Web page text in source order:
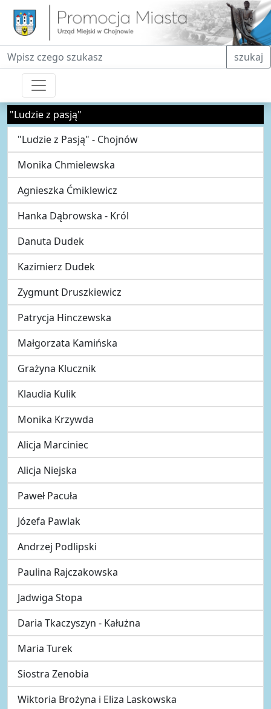
Fraza do wyszukiwania szukaj
"Ludzie z pasją"
"Ludzie z Pasją" - Chojnów
Monika Chmielewska
Agnieszka Ćmiklewicz
Hanka Dąbrowska - Król
Danuta Dudek
Kazimierz Dudek
Zygmunt Druszkiewicz
Patrycja Hinczewska
Małgorzata Kamińska
Grażyna Klucznik
Klaudia Kulik
Monika Krzywda
Alicja Marciniec
Alicja Niejska
Paweł Pacuła
Józefa Pawlak
Andrzej Podlipski
Paulina Rajczakowska
Jadwiga Stopa
Daria Tkaczyszyn - Kałużna
Maria Turek
Siostra Zenobia
Wiktoria Brożyna i Eliza Laskowska